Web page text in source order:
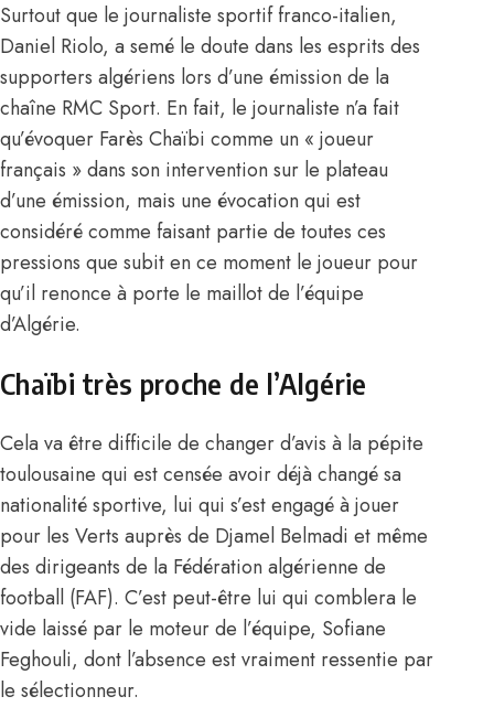
Surtout que le journaliste sportif franco-italien,
Daniel Riolo, a semé le doute dans les esprits des
supporters algériens lors d’une émission de la
chaîne RMC Sport. En fait, le journaliste n’a fait
qu’évoquer Farès Chaïbi comme un « joueur
français » dans son intervention sur le plateau
d’une émission, mais une évocation qui est
considéré comme faisant partie de toutes ces
pressions que subit en ce moment le joueur pour
qu’il renonce à porte le maillot de l’équipe
d’Algérie.
Chaïbi très proche de l’Algérie
Cela va être difficile de changer d’avis à la pépite
toulousaine qui est censée avoir déjà changé sa
nationalité sportive, lui qui s’est engagé à jouer
pour les Verts auprès de Djamel Belmadi et même
des dirigeants de la Fédération algérienne de
football (FAF). C’est peut-être lui qui comblera le
vide laissé par le moteur de l’équipe, Sofiane
Feghouli, dont l’absence est vraiment ressentie par
le sélectionneur.